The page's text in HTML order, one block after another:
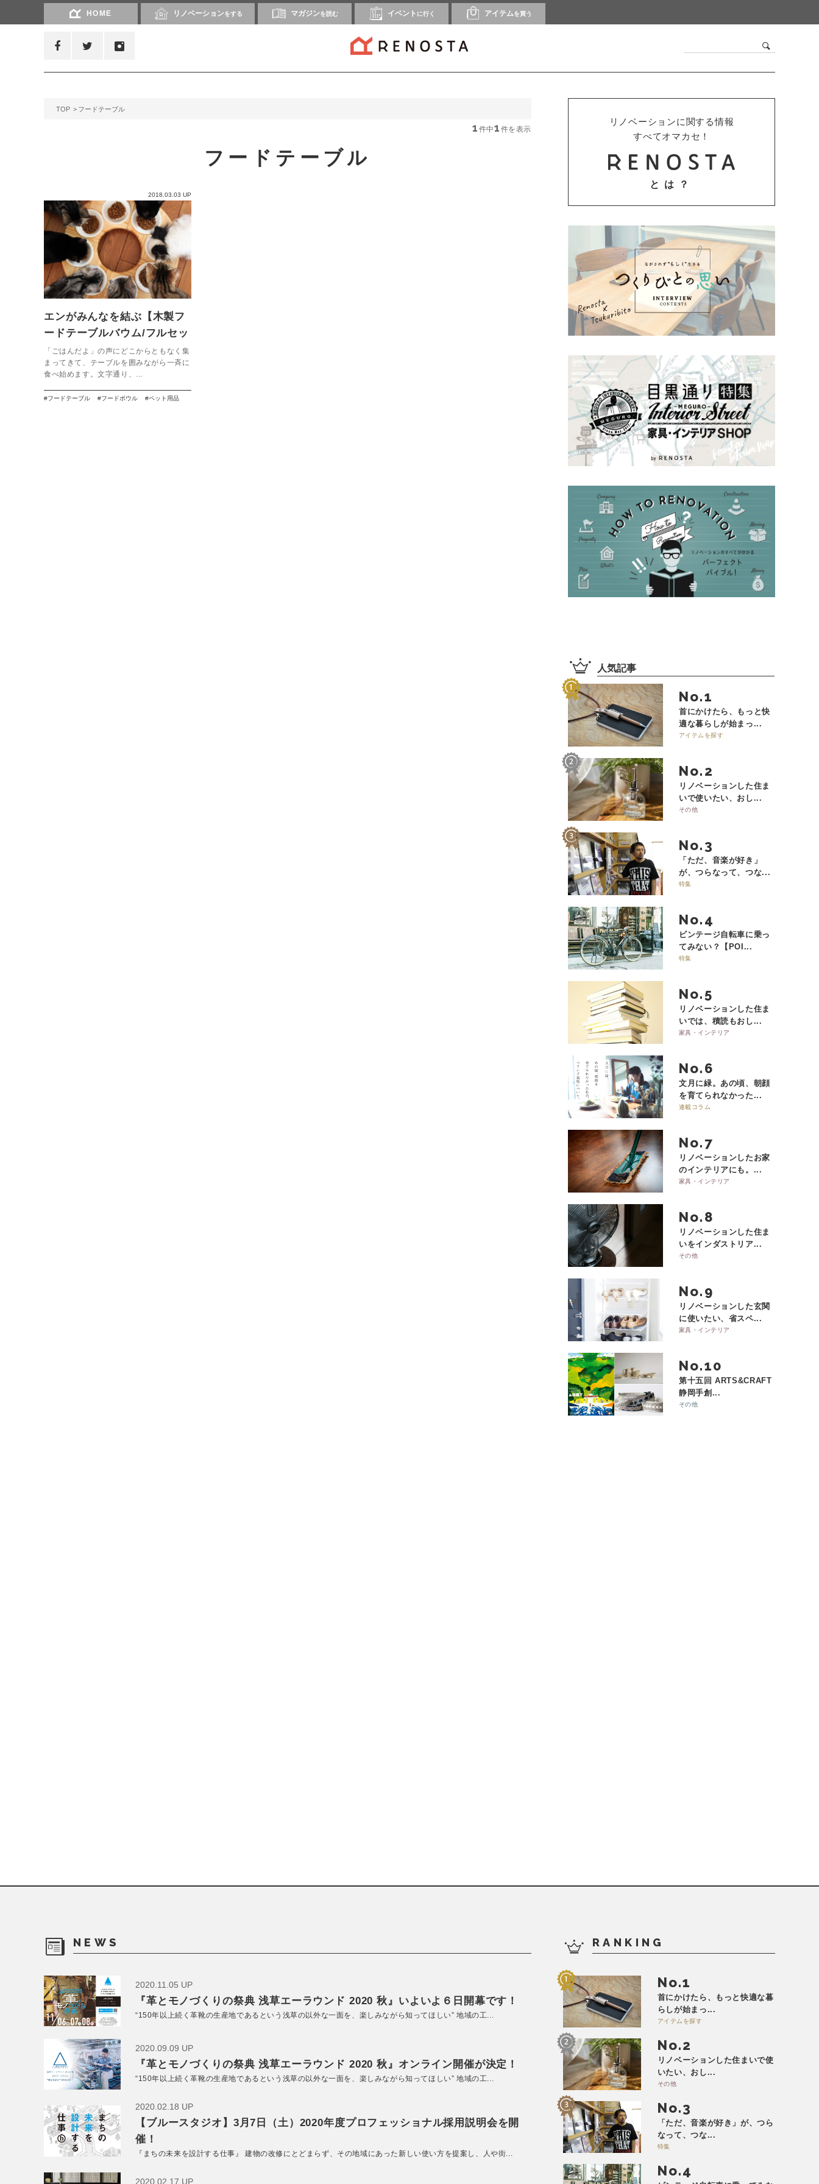
HOME リノベーションをする マガジンを読む イベント に行く アイテムを買う
TOP フードテーブル
1 件中1 件を表示
フードテーブル
2018.03.03 UP
エンがみんなを結ぶ【木製フ
ードテーブルバウム/フルセッ
ト（フードボウル13.5㎝付
き）】
「ごはんだよ」の声にどこからともなく集
まってきて、テーブルを囲みながら一斉に
食べ始めます。文字通り、...
フードテーブル フードボウル ペット用品
リノベーションに関する情報
すべてオマカセ！
とは？
人気記事
No.
首にかけたら、もっと快
適な暮らしが始まっ...
アイテムを探す
No.
リノベーションした住ま
いで使いたい、おし...
その他
No.
「ただ、音楽が好き」
が、つらなって、つな...
特集
No.
ビンテージ自転車に乗っ
てみない？【POI...
特集
No.
リノベーションした住ま
いでは、積読もおし...
家具・インテリア
No.
文月に緑。あの頃、朝顔
を育てられなかった...
連載コラム
No.
リノベーションしたお家
のインテリアにも。...
家具・インテリア
No.
リノベーションした住ま
いをインダストリア...
その他
No.
リノベーションした玄関
に使いたい、省スペ...
家具・インテリア
No.
第十五回 ARTS&CRAFT
静岡手創...
その他
NEWS
2020.11.05 UP
『革とモノづくりの祭典 浅草エーラウンド 2020 秋』いよいよ６日開幕です！
“150年以上続く革靴の生産地であるという浅草の以外な一面を、楽しみながら知ってほしい” 地域の工...
2020.09.09 UP
『革とモノづくりの祭典 浅草エーラウンド 2020 秋』オンライン開催が決定！
“150年以上続く革靴の生産地であるという浅草の以外な一面を、楽しみながら知ってほしい” 地域の工...
2020.02.18 UP
【ブルースタジオ】3月7日（土）2020年度プロフェッショナル採用説明会を開
催！
『まちの未来を設計する仕事』 建物の改修にとどまらず、その地域にあった新しい使い方を提案し、人や街...
2020.02.17 UP
RANKING
No.
首にかけたら、もっと快適な暮
らしが始まっ...
アイテムを探す
No.
リノベーションした住まいで使
いたい、おし...
その他
No.
「ただ、音楽が好き」が、つら
なって、つな...
特集
No.